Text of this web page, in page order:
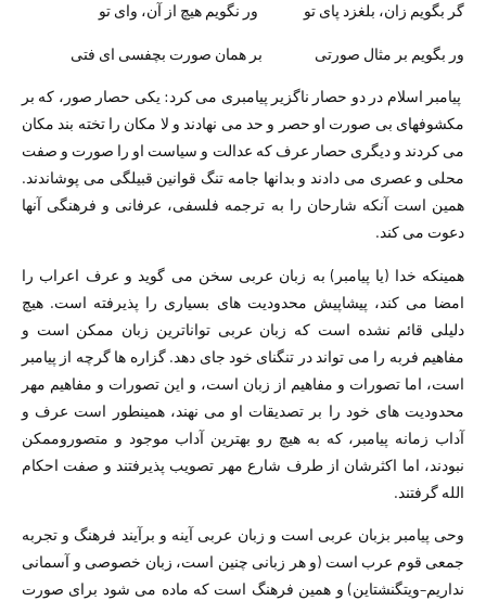
گر بگویم زان، بلغزد پای تو ور نگویم هیچ از آن، وای تو
ور بگویم بر مثال صورتی بر همان صورت بچفسی ای فتی
پیامبر اسلام در دو حصار ناگزیر پیامبری می کرد: یکی حصار صور، که بر
مکشوفهای بی صورت او حصر و حد می نهادند و لا مکان را تخته بند مکان
می کردند و دیگری حصار عرف که عدالت و سیاست او را صورت و صفت
محلی و عصری می دادند و بدانها جامه تنگ قوانین قبیلگی می پوشاندند.
همین است آنکه شارحان را به ترجمه فلسفی، عرفانی و فرهنگی آنها
دعوت می کند.
همینکه خدا (یا پیامبر) به زبان عربی سخن می گوید و عرف اعراب را
امضا می کند، پیشاپیش محدودیت های بسیاری را پذیرفته است. هیچ
دلیلی قائم نشده است که زبان عربی تواناترین زبان ممکن است و
مفاهیم فربه را می تواند در تنگنای خود جای دهد. گزاره ها گرچه از پیامبر
است، اما تصورات و مفاهیم از زبان است، و این تصورات و مفاهیم مهر
محدودیت های خود را بر تصدیقات او می نهند، همینطور است عرف و
آداب زمانه پیامبر، که به هیچ رو بهترین آداب موجود و متصوروممکن
نبودند، اما اکثرشان از طرف شارع مهر تصویب پذیرفتند و صفت احکام
الله گرفتند.
وحی پیامبر بزبان عربی است و زبان عربی آینه و برآیند فرهنگ و تجربه
جمعی قوم عرب است (و هر زبانی چنین است، زبان خصوصی و آسمانی
نداریم–ویتگنشتاین) و همین فرهنگ است که ماده می شود برای صورت